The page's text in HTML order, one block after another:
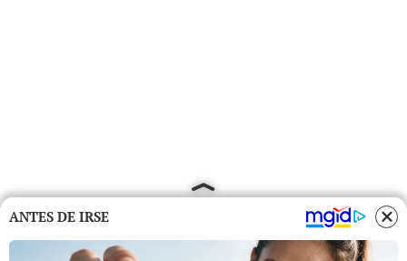
ANTES DE IRSE